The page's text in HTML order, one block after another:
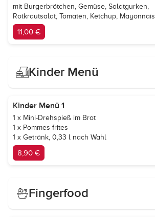
mit Burgerbrötchen, Gemüse, Salatgurken,
Rotkrautsalat, Tomaten, Ketchup,
11,00 €
Kinder Menü
Kinder Menü 1
1 x Mini-Drehspieß im Brot
1 x Pommes frites
1 x Getränk, 0,33 l nach Wahl
8,90 €
Fingerfood